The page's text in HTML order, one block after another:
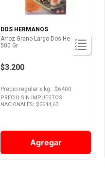
DOS HERMANOS
Arroz Grano Largo Dos Hermanos
500 Gr
$3.200
Precio regular x kg.: $6400
PRECIO SIN IMPUESTOS
NACIONALES: $2644,63
Agregar